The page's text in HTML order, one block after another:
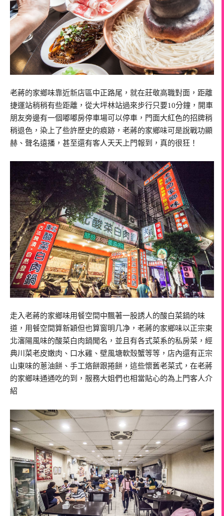
老蔣的家鄉味靠近新店區中正路尾，就在莊敬高職對面，距離
捷運站稍稍有些距離，從大坪林站過來步行只要10分鐘，開車
朋友旁邊有一個嘟嘟房停車場可以停車，門面大紅色的招牌稍
稍退色，染上了些許歷史的痕跡，老蔣的家鄉味可是說戰功顯
赫、聲名遠播，甚至還有客人天天上門報到，真的很狂！
走入老蔣的家鄉味用餐空間中飄著一股誘人的酸白菜鍋的味
道，用餐空間算新穎但也算窗明几净，老蔣的家鄉味以正宗東
北瀋陽風味的酸菜白肉鍋聞名，並且有各式菜系的私房菜，經
典川菜老皮嫩肉、口水雞、壁風塘軟殼蟹等等，店內還有正宗
山東味的蔥油餅、手工烙餅跟捲餅，這些懷舊老菜式，在老蔣
的家鄉味通通吃的到，服務大姐們也相當貼心的為上門客人介
紹